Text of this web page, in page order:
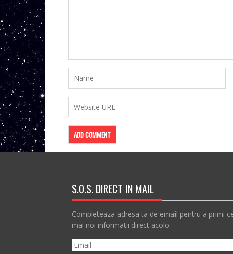
S.O.S. DIRECT IN MAIL
Completeaza adresa ta de email pentru a primi
mai noi informatii direct acolo.
Email